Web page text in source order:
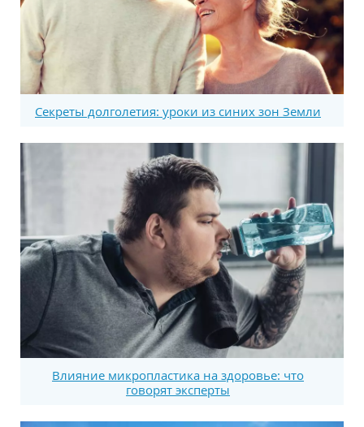
Секреты долголетия: уроки из синих зон Земли
Влияние микропластика на здоровье: что
говорят эксперты